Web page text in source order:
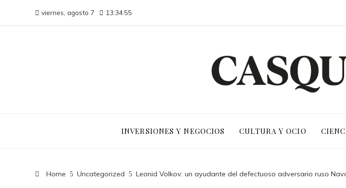
viernes, agosto 7 13:34:56
INVERSIONES Y NEGOCIOS CULTURA Y OCIO
Home Uncategorized Leonid Volkov: un ayudante del defectuoso adversario ruso